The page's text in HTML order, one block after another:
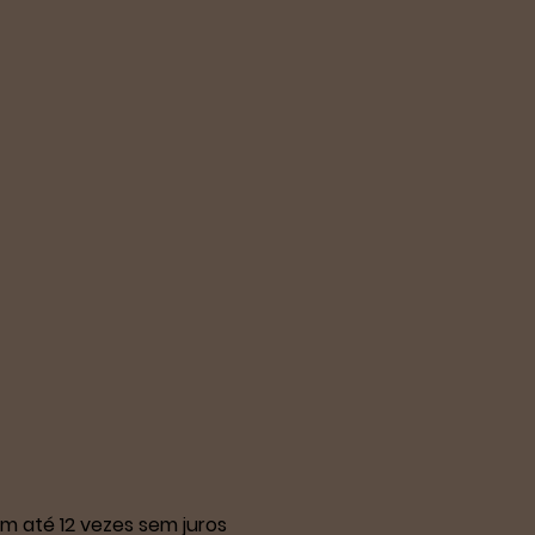
até 12 vezes sem juros